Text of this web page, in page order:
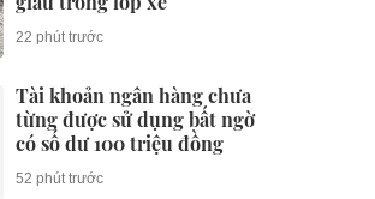
22 phút trước
Tài khoản ngân hàng chưa
từng được sử dụng bất ngờ
có số dư 100 triệu đồng
52 phút trước